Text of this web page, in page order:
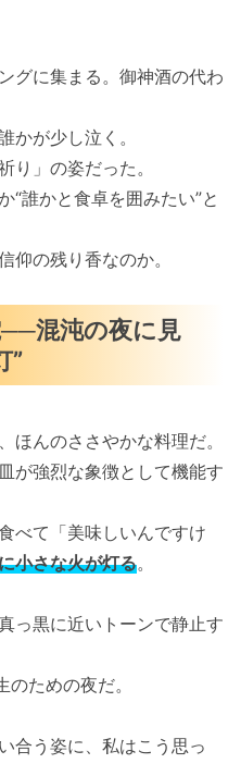
グに集まる。御神酒の代わ
かが少し泣く。
り」の姿だった。
“誰かと食卓を囲みたい”と
仰の残り香なのか。
混沌の夜に見
”
ほんのささやかな料理だ。
が強烈な象徴として機能す
べて「美味しいんですけ
小さな火が灯る。
っ黒に近いトーンで静止す
のための夜だ。
合う姿に、私はこう思っ